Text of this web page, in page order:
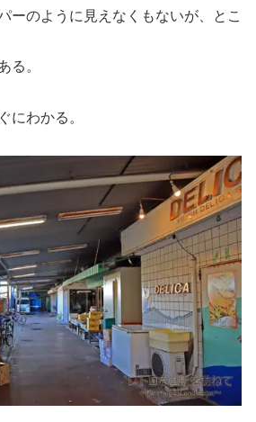
ーのように見えなくもないが、とこ
る。
にわかる。